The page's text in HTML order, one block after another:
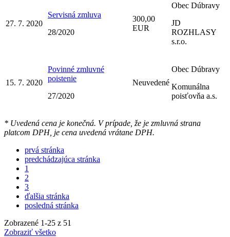
27. 7. 2020
Servisná zmluva
28/2020
300,00
EUR
Obec Dúbravy
JD
ROZHLASY
s.r.o.
15. 7. 2020
Povinné zmluvné
poistenie
27/2020
Neuvedené
Obec Dúbravy
Komunálna
poisťovňa a.s.
* Uvedená cena je konečná. V prípade, že je zmluvná strana
platcom DPH, je cena uvedená vrátane DPH.
prvá stránka
predchádzajúca stránka
1
2
3
ďalšia stránka
posledná stránka
Zobrazené 1-25 z 51
Zobraziť všetko